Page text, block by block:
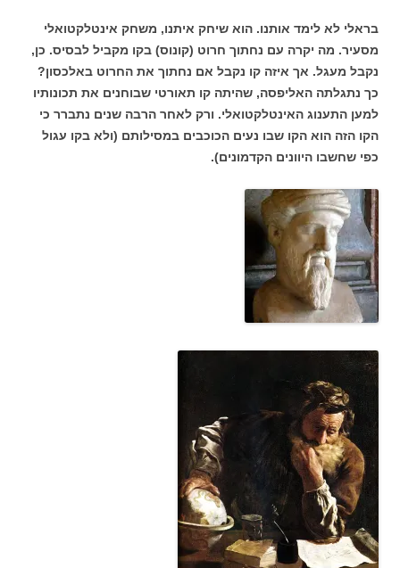
בראלי לא לימד אותנו. הוא שיחק איתנו, משחק אינטלקטואלי
מסעיר. מה יקרה עם נחתוך חרוט (קונוס) בקו מקביל לבסיס. כן,
נקבל מעגל. אך איזה קו נקבל אם נחתוך את החרוט באלכסון?
כך נתגלתה האליפסה, שהיתה קו תאורטי שבוחנים את תכונותיו
למען התענוג האינטלקטואלי. ורק לאחר הרבה שנים נתברר כי
הקו הזה הוא הקו שבו נעים הכוכבים במסילותם (ולא בקו עגול
כפי שחשבו היוונים הקדמונים).